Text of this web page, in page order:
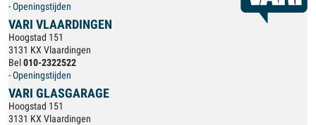
- Openingstijden
VARI VLAARDINGEN
Hoogstad 151
3131 KX Vlaardingen
Bel 010-2322522
- Openingstijden
VARI GLASGARAGE
Hoogstad 151
3131 KX Vlaardingen